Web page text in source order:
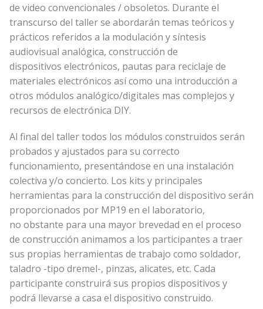
de video convencionales / obsoletos. Durante el
transcurso del taller se abordarán temas teóricos y
prácticos referidos a la modulación y síntesis
audiovisual analógica, construcción de
dispositivos electrónicos, pautas para reciclaje de
materiales electrónicos así como una introducción a
otros módulos analógico/digitales mas complejos y
recursos de electrónica DIY.
Al final del taller todos los módulos construidos serán
probados y ajustados para su correcto
funcionamiento, presentándose en una instalación
colectiva y/o concierto. Los kits y principales
herramientas para la construcción del dispositivo serán
proporcionados por MP19 en el laboratorio,
no obstante para una mayor brevedad en el proceso
de construcción animamos a los participantes a traer
sus propias herramientas de trabajo como soldador,
taladro -tipo dremel-, pinzas, alicates, etc. Cada
participante construirá sus propios dispositivos y
podrá llevarse a casa el dispositivo construido.